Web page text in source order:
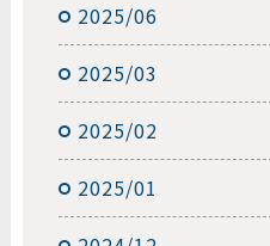
2025/06
2025/03
2025/02
2025/01